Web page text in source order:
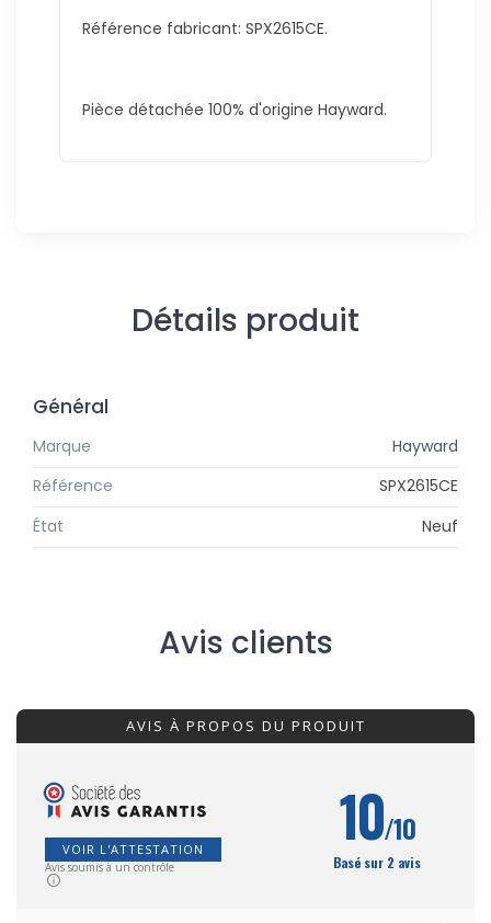
Référence fabricant: SPX2615CE.
Pièce détachée 100% d'origine Hayward.
Détails produit
Général
Marque
Hayward
Référence
SPX2615CE
État
Neuf
Avis clients
AVIS À PROPOS DU PRODUIT
VOIR L'ATTESTATION
Avis soumis à un contrôle
10/10
Basé sur 2 avis